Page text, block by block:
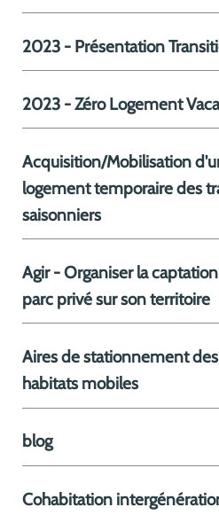
2023 - Présentation
2023 - Zéro Logement
Acquisition/Mobilisation
logement temporaire des
saisonniers
Agir - Organiser la
parc privé sur son territoire
Aires de stationnement
habitats mobiles
blog
Cohabitation